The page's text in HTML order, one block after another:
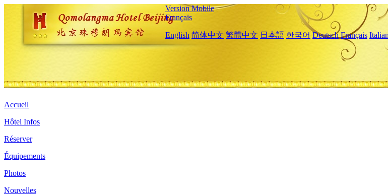
Version Mobile
Français
English 简体中文 繁體中文 日本語 한국어 Deutsch Français
Accueil
Hôtel Infos
Réserver
Équipements
Photos
Nouvelles